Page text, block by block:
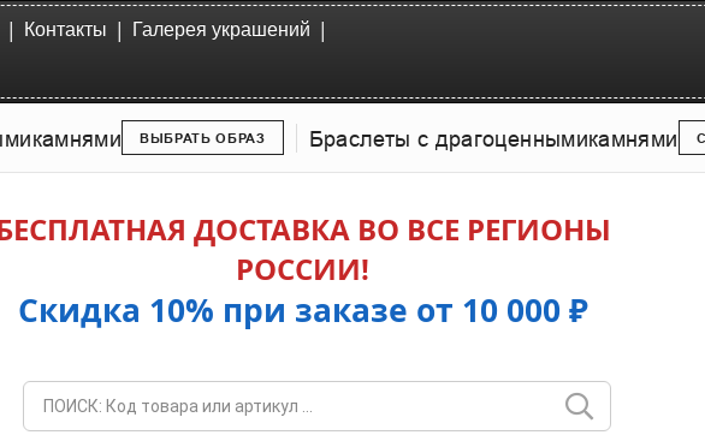
| Контакты | Галерея украшений |
камнями ВЫБРАТЬ ОБРАЗ Браслеты с драгоценнымикамнями
ДОСТАВКА ВО ВСЕ РЕГИОНЫ
РОССИИ!
Скидка 10% при заказе от 10 000 ₽